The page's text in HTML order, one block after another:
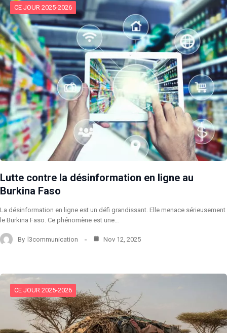
CE JOUR 2025-2026
Lutte contre la désinformation en ligne au
Burkina Faso
La désinformation en ligne est un défi grandissant. Elle menace sérieusement
le Burkina Faso. Ce phénomène est une…
By l3communication Nov 12, 2025
CE JOUR 2025-2026